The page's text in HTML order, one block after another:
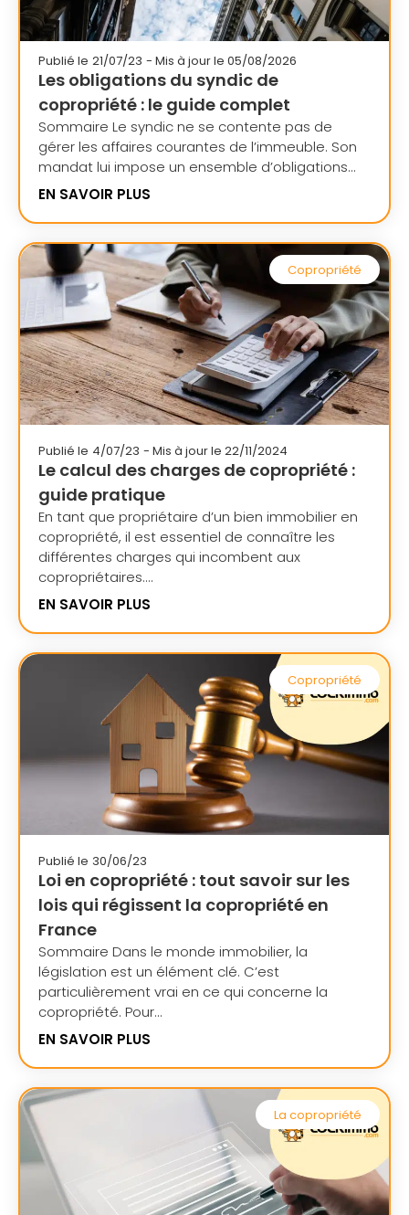
Publié le 21/07/23 - Mis à jour le 05/08/2026
Les obligations du syndic de
copropriété : le guide complet
Sommaire Le syndic ne se contente pas de
gérer les affaires courantes de l’immeuble. Son
mandat lui impose un ensemble d’obligations...
EN SAVOIR PLUS
Copropriété
Publié le 4/07/23 - Mis à jour le 22/11/2024
Le calcul des charges de copropriété :
guide pratique
En tant que propriétaire d’un bien immobilier en
copropriété, il est essentiel de connaître les
différentes charges qui incombent aux
copropriétaires....
EN SAVOIR PLUS
Copropriété
Publié le 30/06/23
Loi en copropriété : tout savoir sur les
lois qui régissent la copropriété en
France
Sommaire Dans le monde immobilier, la
législation est un élément clé. C’est
particulièrement vrai en ce qui concerne la
copropriété. Pour...
EN SAVOIR PLUS
La copropriété